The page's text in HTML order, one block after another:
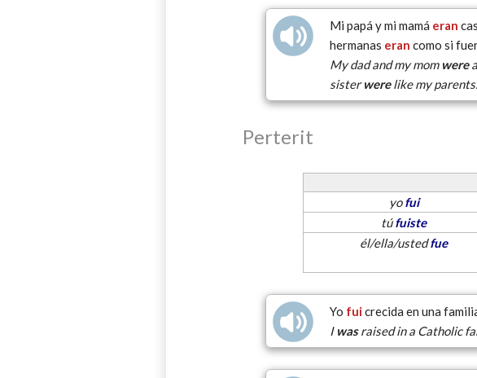
Mi papá y mi mamá eran
hermanas eran como si
My dad and my mom were
sisterwerelike my parents.
Perterit
yofui
túfuiste
él/ella/ustedfue
Yo fuicrecida en una
I wasraised in a Catholic